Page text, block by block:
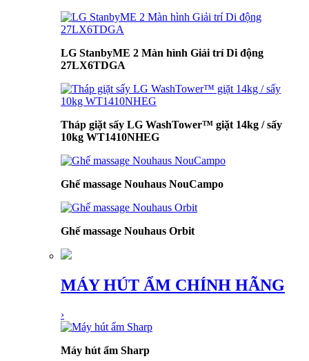
LG StanbyME 2 Màn hình Giải trí Di động
27LX6TDGA
Tháp giặt sấy LG WashTower™ giặt 14kg / sấy
10kg WT1410NHEG
Ghế massage Nouhaus NouCampo
Ghế massage Nouhaus Orbit
MÁY HÚT ẨM CHÍNH HÃNG
›
Máy hút ẩm Sharp